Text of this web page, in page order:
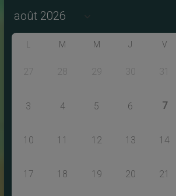
M M J V
27 28 29 30 31
3 4 5 6 7
10 11 12 13 14
17 18 19 20 21